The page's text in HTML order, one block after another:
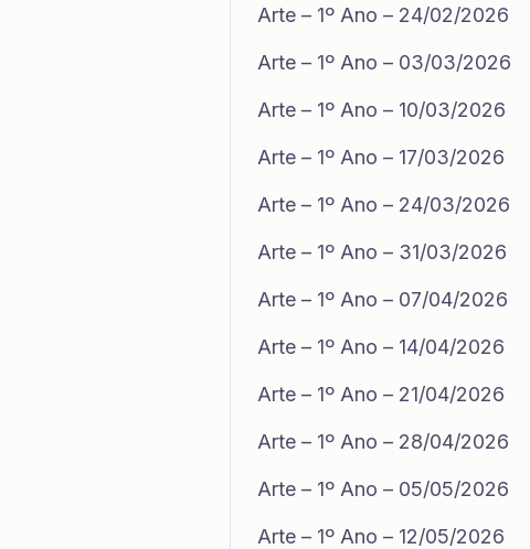
Arte – 1º Ano – 24/02/2026
Arte – 1º Ano – 03/03/2026
Arte – 1º Ano – 10/03/2026
Arte – 1º Ano – 17/03/2026
Arte – 1º Ano – 24/03/2026
Arte – 1º Ano – 31/03/2026
Arte – 1º Ano – 07/04/2026
Arte – 1º Ano – 14/04/2026
Arte – 1º Ano – 21/04/2026
Arte – 1º Ano – 28/04/2026
Arte – 1º Ano – 05/05/2026
Arte – 1º Ano – 12/05/2026